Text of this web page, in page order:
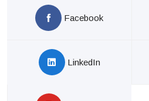
Facebook
LinkedIn